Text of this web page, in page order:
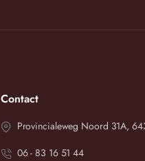
Contact
Provincialeweg Noord 31A,
06 - 83 16 51 44